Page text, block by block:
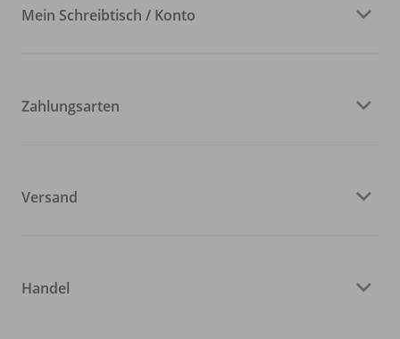
Mein Schreibtisch / Konto
Zahlungsarten
Versand
Handel